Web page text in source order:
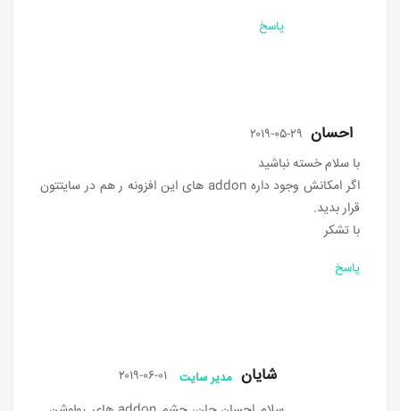
پاسخ
احسان ۲۰۱۹-۰۵-۲۹
با سلام خسته نباشید
اگر امکانش وجود داره addon های این افزونه ر هم در سایتتون
قرار بدید.
با تشکر
پاسخ
مدیر سایت شایان
۲۰۱۹-۰۶-۰۱